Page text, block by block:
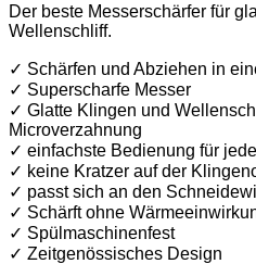
Der beste Messerschärfer für
Wellenschliff.
✓ Schärfen und Abziehen in
✓ Superscharfe Messer
✓ Glatte Klingen und
Microverzahnung
✓ einfachste Bedienung für
✓ keine Kratzer auf der
✓ passt sich an den
✓ Schärft ohne
✓ Spülmaschinenfest
✓ Zeitgenössisches Design